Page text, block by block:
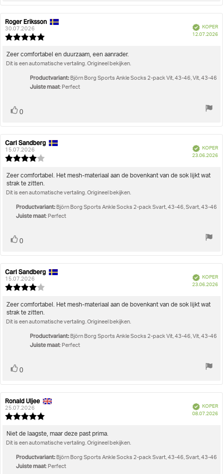
Auteur
van
deze
beoordeling:
Roger Eriksson
30.07.2026
uit
Geverifieerd
KOPER
12.07.2026
Beoordelingstekst:
Zeer comfortabel en duurzaam, een aanrader.
Dit is een automatische vertaling. Origineel bekijken.
Productvariant: Björn Borg Sports Ankle Socks 2-pack Vit, 43-46, Vit, 43-46
Juiste maat: Perfect
Stem
0
Auteur
van
deze
beoordeling:
Carl Sandberg
15.07.2026
uit
sterren
Geverifieerd
KOPER
23.06.2026
Beoordelingstekst:
Zeer comfortabel. Het mesh-materiaal aan de bovenkant van de sok lijkt wat
strak te zitten.
Dit is een automatische vertaling. Origineel bekijken.
Productvariant: Björn Borg Sports Ankle Socks 2-pack Svart, 43-46, Svart, 43-46
Juiste maat: Perfect
Stem
0
Auteur
van
deze
beoordeling:
Carl Sandberg
15.07.2026
uit
sterren
Geverifieerd
KOPER
23.06.2026
Beoordelingstekst:
Zeer comfortabel. Het mesh-materiaal aan de bovenkant van de sok lijkt wat
strak te zitten.
Dit is een automatische vertaling. Origineel bekijken.
Productvariant: Björn Borg Sports Ankle Socks 2-pack Vit, 43-46, Vit, 43-46
Juiste maat: Perfect
Stem
0
Auteur
van
deze
beoordeling:
Ronald Uljee
25.07.2026
uit
Geverifieerd
KOPER
08.07.2026
Beoordelingstekst:
Niet de laagste, maar deze past prima.
Dit is een automatische vertaling. Origineel bekijken.
Productvariant: Björn Borg Sports Ankle Socks 2-pack Svart, 43-46, Svart, 43-46
Juiste maat: Perfect